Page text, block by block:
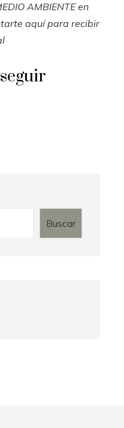
AMBIENTE en
aquí para recibir
Buscar